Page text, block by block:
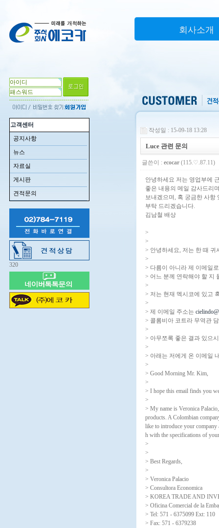
고객센터
공지사항
뉴스
자료실
게시판
견적문의
320
회사소개
작성일 : 15-09-18 13:28
Luce 관련 문의
글쓴이 : ecocar (115.♡.87.11)
안녕하세요 저는 영업부에
좋은 내용의 메일 감사드리
보내겠으며, 혹 궁금한 사항
부탁 드리겠습니다.
김남철 배상
>
>
> 안녕하세요, 저는 한 때
>
> 다름이 아니라 제 이메일
> 어느 분께 연락해야 할 지
>
> 저는 현재 멕시코에 있고
>
> 제 이메일 주소는
> 콜롬비아 코트라 무역관
>
> 아무쪼록 좋은 결과 있으
>
> 아래는 저에게 온 이메일
>
> Good Morning Mr. Kim,
>
> I hope this email finds you
>
> My name is Veronica
products. A Colombian
like to introduce your company
h with the specifications of
>
>
> Best Regards,
>
> Veronica Palacio
> Consultora Economica
> KOREA TRADE AND
> Oficina Comercial de la
> Tel: 571 - 6375099 Ext: 110
> Fax: 571 - 6379238